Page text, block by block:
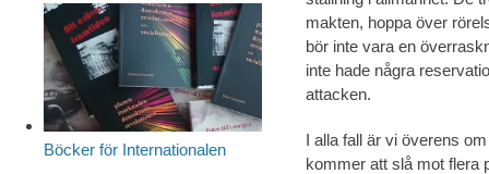
makten, hoppa över
bör inte vara en
inte hade några
attacken.
I alla fall är vi överens
kommer att slå mot flera
Böcker för Internationalen